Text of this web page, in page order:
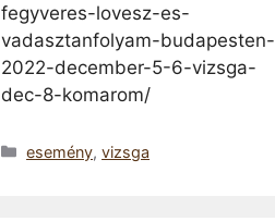
fegyveres-lovesz-es-
vadasztanfolyam-budapesten-
2022-december-5-6-vizsga-
dec-8-komarom/
Kategória
esemény,vizsga